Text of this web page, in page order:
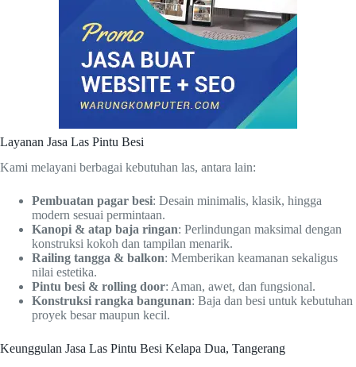
Layanan Jasa Las Pintu Besi
Kami melayani berbagai kebutuhan las, antara lain:
Pembuatan pagar besi: Desain minimalis, klasik, hingga
modern sesuai permintaan.
Kanopi & atap baja ringan: Perlindungan maksimal dengan
konstruksi kokoh dan tampilan menarik.
Railing tangga & balkon: Memberikan keamanan sekaligus
nilai estetika.
Pintu besi & rolling door: Aman, awet, dan fungsional.
Konstruksi rangka bangunan: Baja dan besi untuk kebutuhan
proyek besar maupun kecil.
Keunggulan Jasa Las Pintu Besi Kelapa Dua, Tangerang